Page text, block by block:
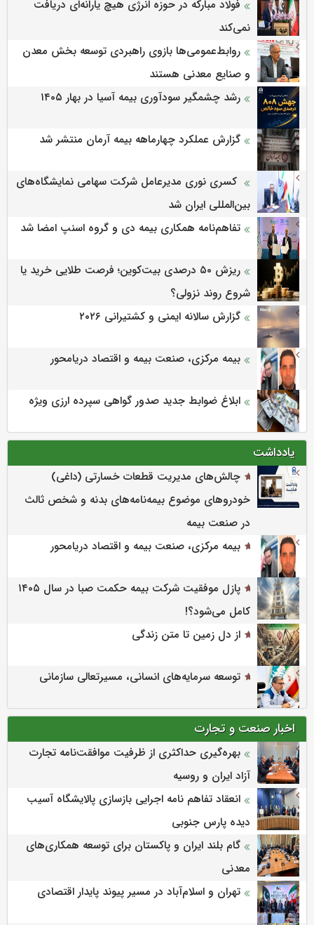
فولاد مبارکه در حوزه انرژی هیچ یارانه‌ای دریافت
نمی‌کند
روابط‌‌عمومی‌ها بازوی راهبردی توسعه بخش معدن
و صنایع معدنی هستند
رشد چشمگیر سودآوری بیمه آسیا در بهار ۱۴۰۵
گزارش عملکرد چهارماهه بیمه آرمان منتشر شد
کسری نوری مدیرعامل شرکت سهامی نمایشگاه‌های
بین‌المللی ایران شد
تفاهم‌نامه همکاری بیمه دی و گروه اسنپ امضا شد
ریزش ۵۰ درصدی بیت‌کوین؛ فرصت طلایی خرید یا
شروع روند نزولی؟
گزارش سالانه ایمنی و كشتیرانی ۲۰۲۶
بیمه مرکزی، صنعت بیمه و اقتصاد دریامحور
ابلاغ ضوابط جدید صدور گواهی سپرده ارزی ویژه
یادداشت
چالش‌های مدیریت قطعات خسارتی (داغی)
خودروهای موضوع بیمه‌نامه‌های بدنه و شخص ثالث
در صنعت بیمه
بیمه مرکزی، صنعت بیمه و اقتصاد دریامحور
پازل موفقیت شرکت بیمه حکمت صبا در سال ۱۴۰۵
کامل می‌شود؟!
از دل زمین تا متن زندگی
توسعه سرمایه‌های انسانی، مسیرتعالی سازمانی
اخبار صنعت و تجارت
بهره‌گیری حداکثری از ظرفیت موافقت‌نامه تجارت
آزاد ایران و روسیه
انعقاد تفاهم نامه اجرایی بازسازی پالایشگاه آسیب
دیده پارس جنوبی
گام بلند ایران و پاکستان برای توسعه همکاری‌های
معدنی
تهران و اسلام‌آباد در مسیر پیوند پایدار اقتصادی